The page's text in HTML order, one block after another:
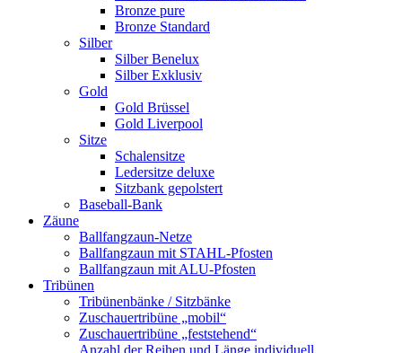
Bronze pure
Bronze Standard
Silber
Silber Benelux
Silber Exklusiv
Gold
Gold Brüssel
Gold Liverpool
Sitze
Schalensitze
Ledersitze deluxe
Sitzbank gepolstert
Baseball-Bank
Zäune
Ballfangzaun-Netze
Ballfangzaun mit STAHL-Pfosten
Ballfangzaun mit ALU-Pfosten
Tribünen
Tribünenbänke / Sitzbänke
Zuschauertribüne „mobil“
Zuschauertribüne „feststehend“
Anzahl der Reihen und Länge individuell